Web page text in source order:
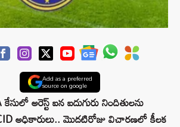
Add as a preferred
source on google
అరెస్ట్ ఐన ఐదుగురు నిందితులను
CID అధికారులు.. మొదటిరోజు విచారణలో కీలక